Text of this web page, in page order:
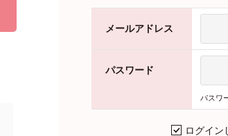
メールアドレス
パスワード
パスワ
ログイン